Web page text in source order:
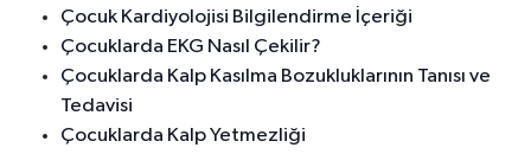
Çocuk Kardiyolojisi Bilgilendirme İçeriği
Çocuklarda EKG Nasıl Çekilir?
Çocuklarda Kalp Kasılma Bozukluklarının Tanısı ve
Tedavisi
Çocuklarda Kalp Yetmezliği